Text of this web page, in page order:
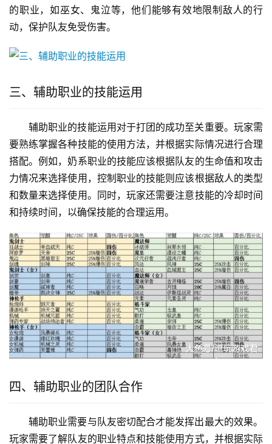
的职业，如巫女、鬼泣等，他们能够有效地限制敌人的行
动，保护队友免受伤害。
三、辅助职业的技能运用
辅助职业的技能运用对于打团的成功至关重要。玩家需
要熟练掌握各种技能的使用方法，并根据实际情况进行合理
搭配。例如，奶系职业的技能应该根据队友的生命值和攻击
力情况来选择使用，控制职业的技能则应该根据敌人的类型
和数量来选择使用。同时，玩家还需要注意技能的冷却时间
和持续时间，以确保技能的合理运用。
四、辅助职业的团队合作
辅助职业需要与队友密切配合才能发挥出最大的效果。
玩家需要了解队友的职业特点和技能使用方式，并根据实际